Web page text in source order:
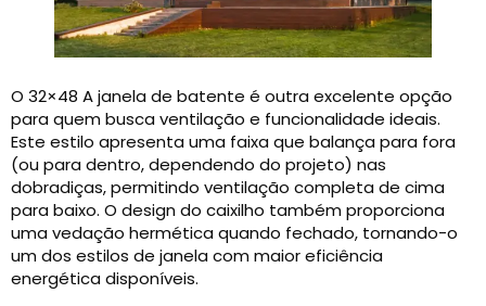
O 32×48 A janela de batente é outra excelente opção
para quem busca ventilação e funcionalidade ideais.
Este estilo apresenta uma faixa que balança para fora
(ou para dentro, dependendo do projeto) nas
dobradiças, permitindo ventilação completa de cima
para baixo. O design do caixilho também proporciona
uma vedação hermética quando fechado, tornando-o
um dos estilos de janela com maior eficiência
energética disponíveis.